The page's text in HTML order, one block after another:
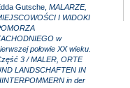
Gutsche, MALARZE,
I WIDOKI
w
połowie XX wieku.
3 / MALER, ORTE
LANDSCHAFTEN IN
in der